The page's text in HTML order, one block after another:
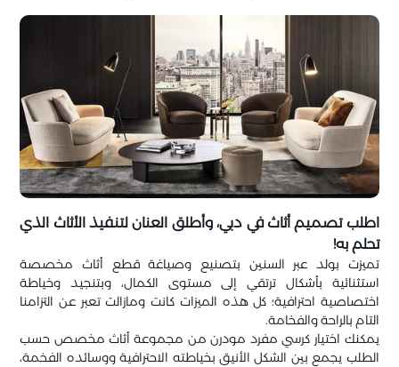
اطلب تصميم أثاث في دبي، وأطلق العنان لتنفيذ الأثاث الذي
تحلم به!
تميزت بولد عبر السنين بتصنيع وصياغة قطع أثاث مخصصة
استثنائية بأشكال ترتقي إلى مستوى الكمال، وبتنجيد وخياطة
اختصاصية احترافية؛ كل هذه الميزات كانت ومازالت تعبر عن التزامنا
التام بالراحة والفخامة.
يمكنك اختيار كرسي مفرد مودرن من مجموعة أثاث مخصص حسب
الطلب يجمع بين الشكل الأنيق بخياطته الاحترافية ووسائده الفخمة،